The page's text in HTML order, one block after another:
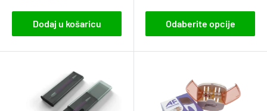
Dodaj u košaricu Odaberite opcije